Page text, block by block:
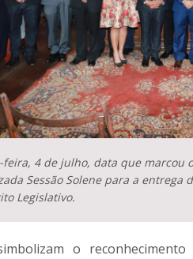
4 de julho, data que marcou
Sessão Solene para a entrega
Legislativo.
o